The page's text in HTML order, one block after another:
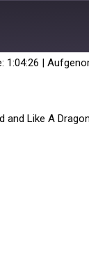
SECONDS
1:04:26 |
and Like A